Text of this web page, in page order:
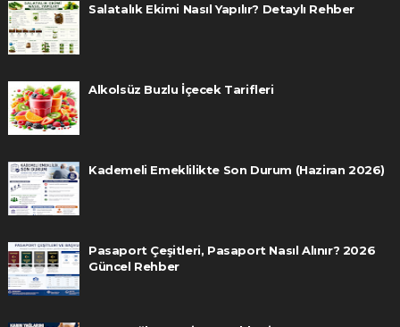
Salatalık Ekimi Nasıl Yapılır? Detaylı Rehber
Alkolsüz Buzlu İçecek Tarifleri
Kademeli Emeklilikte Son Durum (Haziran 2026)
Pasaport Çeşitleri, Pasaport Nasıl Alınır? 2026
Güncel Rehber